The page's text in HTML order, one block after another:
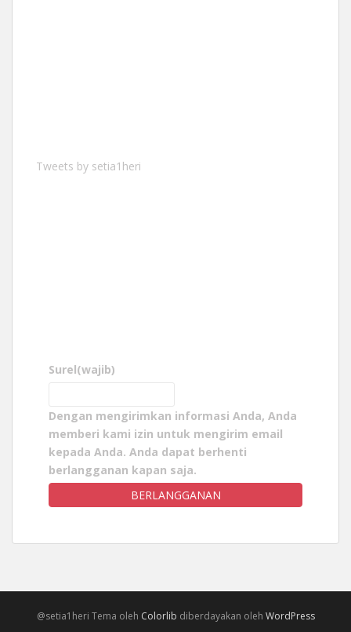
Tweets by setia1heri
Surel(wajib)
Dengan mengirimkan informasi Anda, Anda
memberi kami izin untuk mengirim email
kepada Anda. Anda dapat berhenti
berlangganan kapan saja.
BERLANGGANAN
@setia1heri Tema oleh Colorlib diberdayakan oleh WordPress